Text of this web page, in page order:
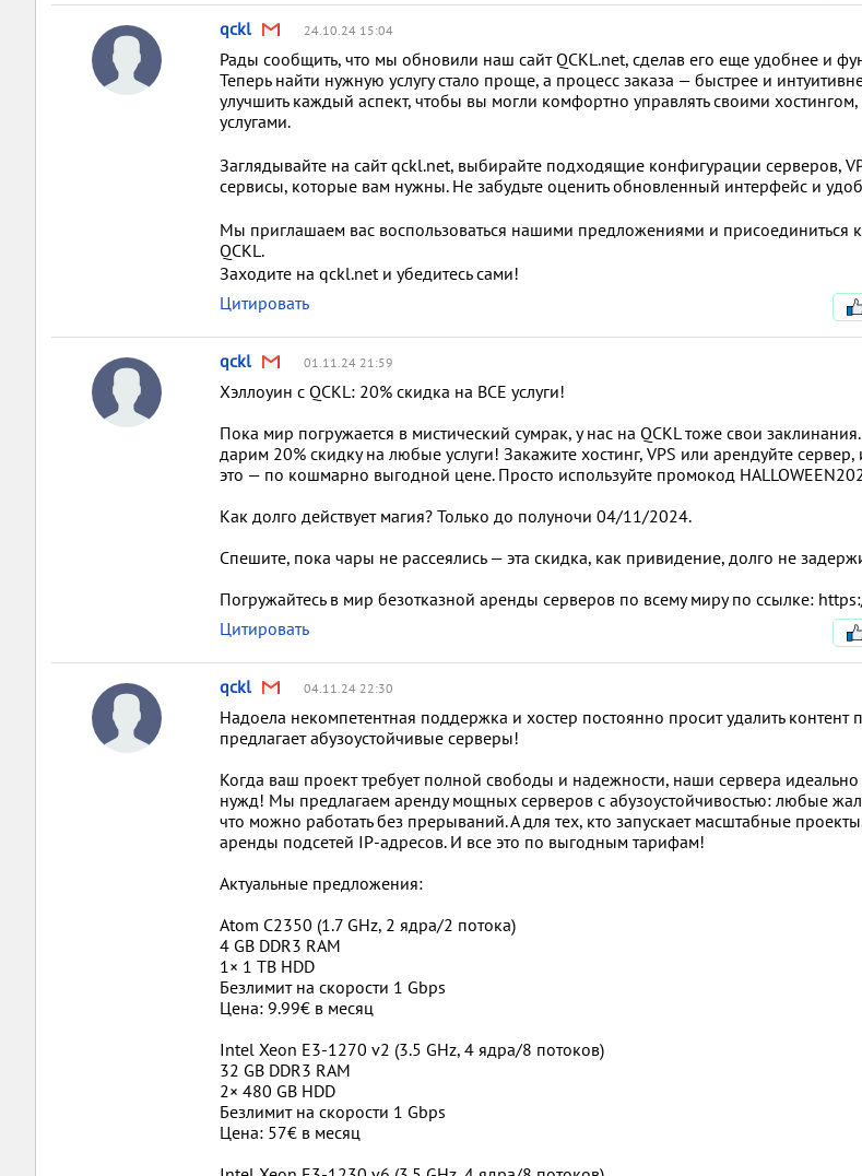
qckl 24.10.24 15:04
Рады сообщить, что мы обновили наш сайт QCKL.net, сделав его еще удобнее и
Теперь найти нужную услугу стало проще, а процесс заказа — быстрее и
улучшить каждый аспект, чтобы вы могли комфортно управлять своими
услугами.
Заглядывайте на сайт qckl.net, выбирайте подходящие конфигурации серверов,
сервисы, которые вам нужны. Не забудьте оценить обновленный интерфейс и
Мы приглашаем вас воспользоваться нашими предложениями и присоединиться
QCKL.
Заходите на qckl.net и убедитесь сами!
Цитировать
qckl 01.11.24 21:59
Хэллоуин с QCKL: 20% скидка на ВСЕ услуги!
Пока мир погружается в мистический сумрак, у нас на QCKL тоже свои
дарим 20% скидку на любые услуги! Закажите хостинг, VPS или арендуйте сервер,
это — по кошмарно выгодной цене. Просто используйте промокод
Как долго действует магия? Только до полуночи 04/11/2024.
Спешите, пока чары не рассеялись — эта скидка, как привидение, долго не
Погружайтесь в мир безотказной аренды серверов по всему миру по ссылке:
Цитировать
qckl 04.11.24 22:30
Надоела некомпетентная поддержка и хостер постоянно просит удалить контент
предлагает абузоустойчивые серверы!
Когда ваш проект требует полной свободы и надежности, наши сервера
нужд! Мы предлагаем аренду мощных серверов с абузоустойчивостью: любые
что можно работать без прерываний. А для тех, кто запускает масштабные
аренды подсетей IP-адресов. И все это по выгодным тарифам!
Актуальные предложения:
Atom C2350 (1.7 GHz, 2 ядра/2 потока)
4 GB DDR3 RAM
1× 1 TB HDD
Безлимит на скорости 1 Gbps
Цена: 9.99€ в месяц
Intel Xeon E3-1270 v2 (3.5 GHz, 4 ядра/8 потоков)
32 GB DDR3 RAM
2× 480 GB HDD
Безлимит на скорости 1 Gbps
Цена: 57€ в месяц